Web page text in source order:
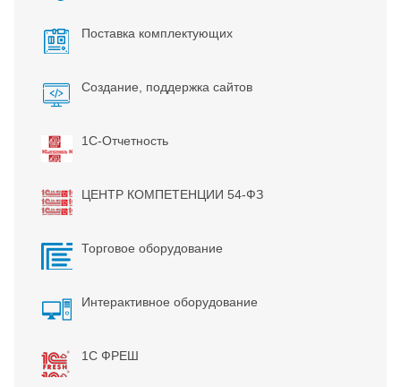
Поставка комплектующих
Создание, поддержка сайтов
1С-Отчетность
ЦЕНТР КОМПЕТЕНЦИИ 54-ФЗ
Торговое оборудование
Интерактивное оборудование
1С ФРЕШ